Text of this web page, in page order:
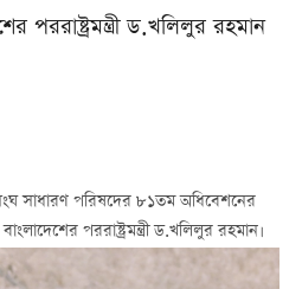
পররাষ্ট্রমন্ত্রী ড.খলিলুর রহমান
সাধারণ পরিষদের ৮১তম অধিবেশনের
পররাষ্ট্রমন্ত্রী ড.খলিলুর রহমান।